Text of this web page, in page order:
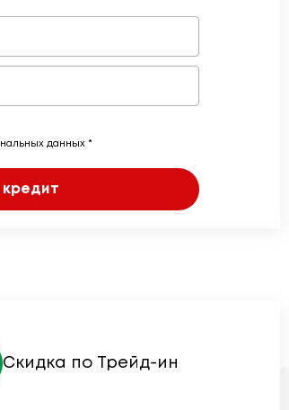
данных *
кредит
Скидка по Трейд-ин